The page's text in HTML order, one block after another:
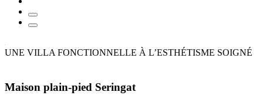
UNE VILLA FONCTIONNELLE À L’ESTHÉTISME SOIGNÉ
Maison plain-pied Seringat